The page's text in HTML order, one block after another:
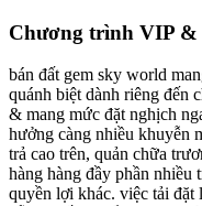
Chương trình VIP &
bán đất gem sky world
quánh biệt dành riêng đến
& mang mức đặt nghịch
hưởng càng nhiều khuyễn
trả cao trên, quản chữa
hàng hàng đầy phần
quyền lợi khác. việc tải